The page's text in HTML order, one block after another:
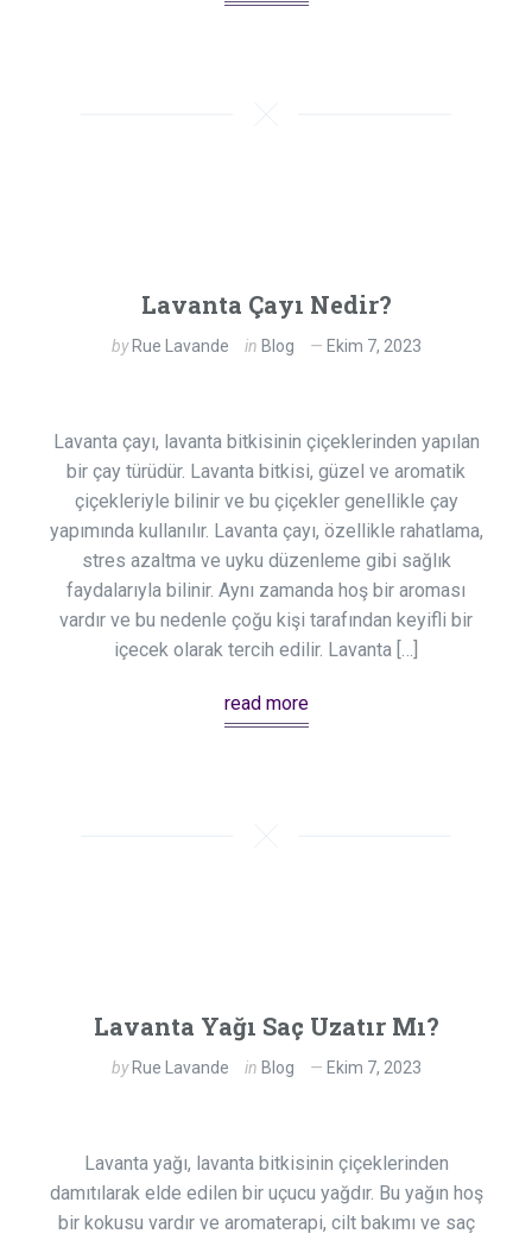
Lavanta Çayı Nedir?
by Rue Lavande in Blog Ekim 7, 2023
Lavanta çayı, lavanta bitkisinin çiçeklerinden yapılan
bir çay türüdür. Lavanta bitkisi, güzel ve aromatik
çiçekleriyle bilinir ve bu çiçekler genellikle çay
yapımında kullanılır. Lavanta çayı, özellikle rahatlama,
stres azaltma ve uyku düzenleme gibi sağlık
faydalarıyla bilinir. Aynı zamanda hoş bir aroması
vardır ve bu nedenle çoğu kişi tarafından keyifli bir
içecek olarak tercih edilir. Lavanta […]
read more
Lavanta Yağı Saç Uzatır Mı?
by Rue Lavande in Blog Ekim 7, 2023
Lavanta yağı, lavanta bitkisinin çiçeklerinden
damıtılarak elde edilen bir uçucu yağdır. Bu yağın hoş
bir kokusu vardır ve aromaterapi, cilt bakımı ve saç